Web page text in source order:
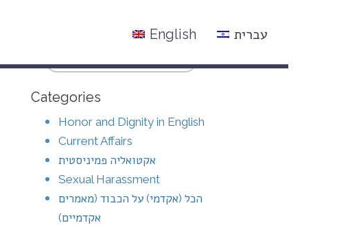
עברית English
Categories
Honor and Dignity in English
Current Affairs
אקטואליה פמיניסטית
Sexual Harassment
הכל (אקדמי) על הכבוד (מאמרים
אקדמיים)